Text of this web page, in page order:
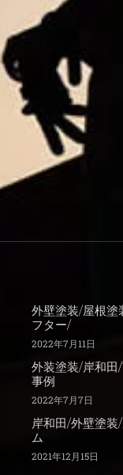
外壁塗装/屋根塗
フター/
2022年7月11日
外装塗装/岸和
事例
2022年7月7日
岸和田/外壁塗
ム
2021年12月15日